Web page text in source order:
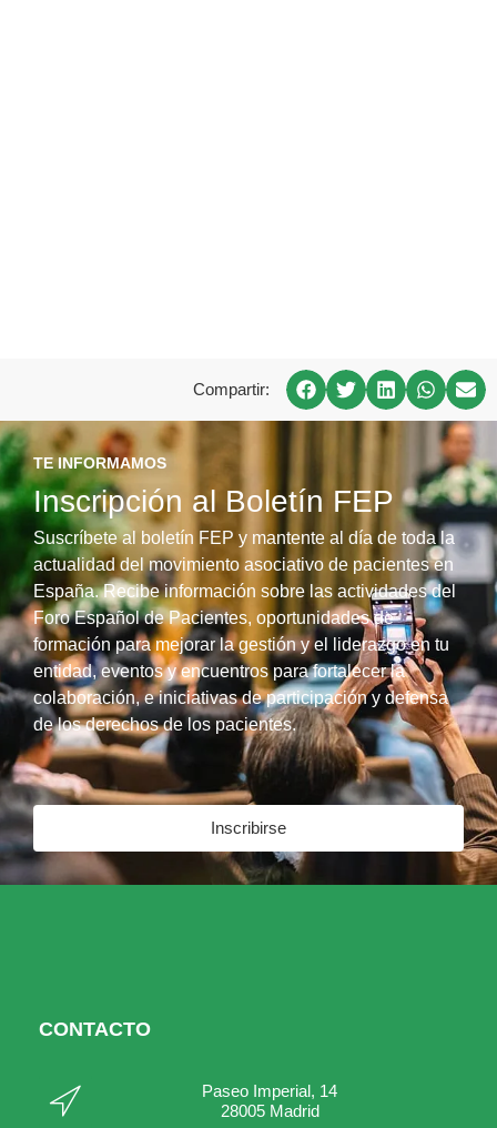
Compartir:
TE INFORMAMOS
Inscripción al Boletín FEP
Suscríbete al boletín FEP y mantente al día de toda la
actualidad del movimiento asociativo de pacientes en
España. Recibe información sobre las actividades del
Foro Español de Pacientes, oportunidades de
formación para mejorar la gestión y el liderazgo en tu
entidad, eventos y encuentros para fortalecer la
colaboración, e iniciativas de participación y defensa
de los derechos de los pacientes.
Inscribirse
CONTACTO
Paseo Imperial, 14
28005 Madrid